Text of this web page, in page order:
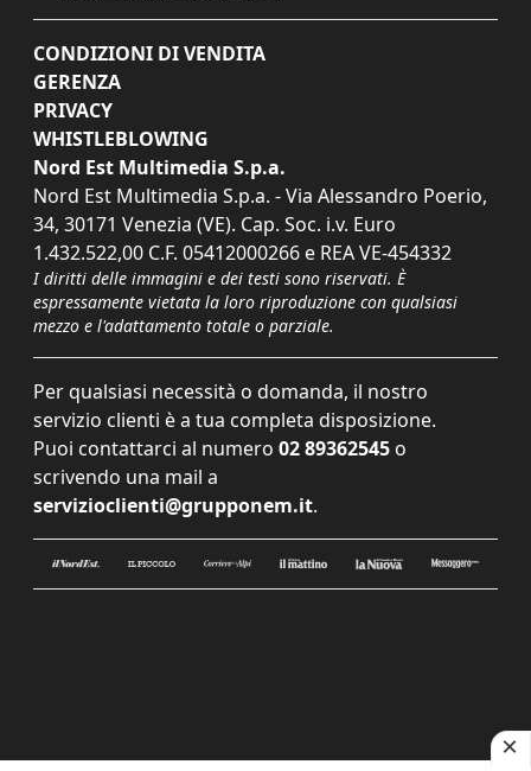
CONDIZIONI DI VENDITA
GERENZA
PRIVACY
WHISTLEBLOWING
Nord Est Multimedia S.p.a.
Nord Est Multimedia S.p.a. - Via Alessandro Poerio,
34, 30171 Venezia (VE). Cap. Soc. i.v. Euro
1.432.522,00 C.F. 05412000266 e REA VE-454332
I diritti delle immagini e dei testi sono riservati. È
espressamente vietata la loro riproduzione con qualsiasi
mezzo e l'adattamento totale o parziale.
Per qualsiasi necessità o domanda, il nostro
servizio clienti è a tua completa disposizione.
Puoi contattarci al numero 02 89362545 o
scrivendo una mail a
servizioclienti@grupponem.it.